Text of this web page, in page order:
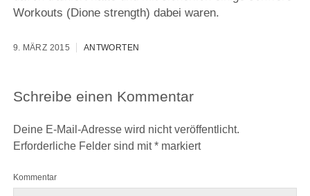
Workouts (Dione strength) dabei waren.
9. MÄRZ 2015 ANTWORTEN
Schreibe einen Kommentar
Deine E-Mail-Adresse wird nicht veröffentlicht.
Erforderliche Felder sind mit*markiert
Kommentar